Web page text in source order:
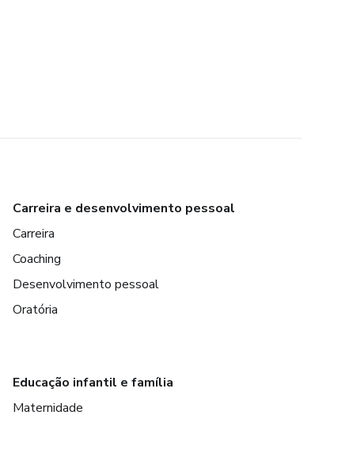
Carreira e desenvolvimento pessoal
Carreira
Coaching
Desenvolvimento pessoal
Oratória
Educação infantil e família
Maternidade